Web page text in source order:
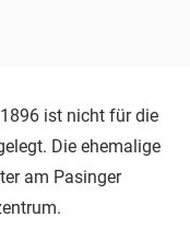
ist nicht für die
Die ehemalige
am Pasinger